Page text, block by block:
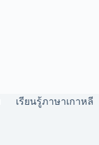
เรียนรู้ภาษาเกาหลี